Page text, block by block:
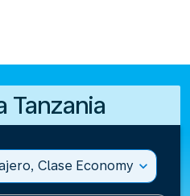
Tanzania
Clase Economy expand_more